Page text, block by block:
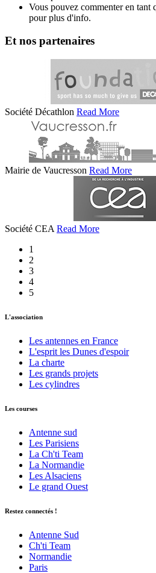
Vous pouvez commenter en tant
pour plus d'info.
Et nos partenaires
Société Décathlon Read More
Mairie de Vaucresson Read More
Société CEA Read More
1
2
3
4
5
L'association
Les antennes en France
L'esprit les Dunes d'espoir
La charte
Les grands projets
Les cylindres
Les courses
Antenne sud
Les Parisiens
La Ch'ti Team
La Normandie
Les Alsaciens
Le grand Ouest
Restez connectés !
Antenne Sud
Ch'ti Team
Normandie
Paris